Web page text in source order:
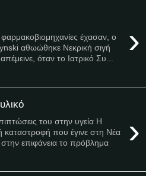
›
φαρμακοβιομηχανίες έχασαν, ο
αθωώθηκε Νεκρική σιγή
όταν το Ιατρικό Συ...
›
του στην υγεία Η
καταστροφή που έγινε στη Νέα
επιφάνεια το πρόβλημα